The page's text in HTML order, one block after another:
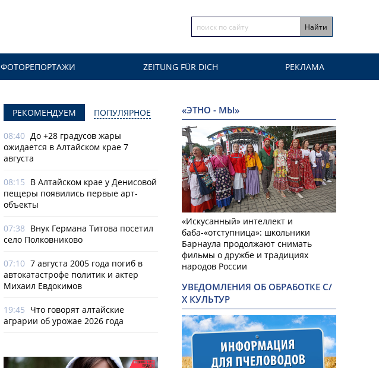
ФОТОРЕПОРТАЖИ ZEITUNG FÜR DICH РЕКЛАМА
РЕКОМЕНДУЕМ ПОПУЛЯРНОЕ
08:40 До +28 градусов жары
ожидается в Алтайском крае 7
августа
08:15 В Алтайском крае у Денисовой
пещеры появились первые арт-
объекты
07:38 Внук Германа Титова посетил
село Полковниково
07:10 7 августа 2005 года погиб в
автокатастрофе политик и актер
Михаил Евдокимов
19:45 Что говорят алтайские
аграрии об урожае 2026 года
«ЭТНО - МЫ»
«Искусанный» интеллект и
баба-«отступница»: школьники
Барнаула продолжают снимать
фильмы о дружбе и традициях
народов России
УВЕДОМЛЕНИЯ ОБ ОБРАБОТКЕ С/
Х КУЛЬТУР